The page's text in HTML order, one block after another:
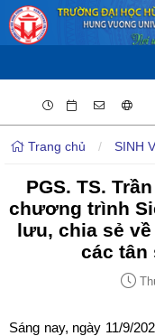
Trang chủ / SINH
PGS. TS.
chương trình
lưu, chia sẻ
các tân
Sáng nay, ngày 11/9/